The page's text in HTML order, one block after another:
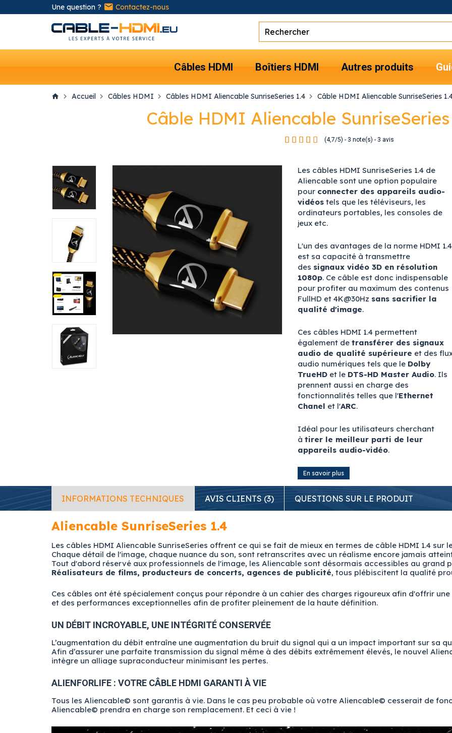
Une question ? Contactez-nous
Câbles HDMI Boîtiers HDMI Autres produits
Accueil Câbles HDMI Câbles HDMI Aliencable SunriseSeries 1.4 Câble HDMI Aliencable SunriseSeries
Câble HDMI Aliencable SunriseSeries
(4,7/5) - 3 note(s) - 3 avis
Les câbles HDMI SunriseSeries 1.4 de
Aliencable sont une option populaire
pour connecter des appareils audio-
vidéostels que les téléviseurs, les
ordinateurs portables, les consoles de
jeux etc.
L'un des avantages de la norme HDMI 1.4
est sa capacité à transmettre
des signaux vidéo 3D en résolution
1080p. Ce câble est donc indispensable
pour profiter au maximum des contenus
FullHD et 4K@30Hz sans sacrifier la
qualité d'image.
Ces câbles HDMI 1.4 permettent
également de transférer des signaux
audio de qualité supérieure et des
audio numériques tels que le Dolby
TrueHDet le DTS-HD Master Audio. Ils
prennent aussi en charge des
fonctionnalités telles que l'Ethernet
Chanel et l'ARC.
Idéal pour les utilisateurs cherchant
à tirer le meilleur parti de leur
appareils audio-vidéo.
En savoir plus
INFORMATIONS TECHNIQUES AVIS CLIENTS (3) QUESTIONS SUR LE PRODUIT
Aliencable SunriseSeries 1.4
Les câbles HDMI Aliencable SunriseSeries offrent ce qui se fait de mieux en termes de câble HDMI 1.4 sur
Chaque détail de l'image, chaque nuance du son, sont retranscrites avec un réalisme encore jamais
Tout d'abord réservé aux professionnels de l'image, les Aliencable sont désormais accessibles au grand
Réalisateurs de films, producteurs de concerts, agences de publicité, tous plébiscitent la qualité
Ces câbles ont été spécialement conçus pour répondre à un cahier des charges rigoureux afin d'offrir
et des performances exceptionnelles afin de profiter pleinement de la haute définition.
UN DÉBIT INCROYABLE, UNE INTÉGRITÉ CONSERVÉE
L’augmentation du débit entraîne une augmentation du bruit du signal qui a un impact important sur sa
Afin d’assurer une parfaite transmission du signal même à des débits extrêmement élevés, le nouvel
intègre un alliage supraconducteur minimisant les pertes.
ALIENFORLIFE : VOTRE CÂBLE HDMI GARANTI À VIE
Tous les Aliencable© sont garantis à vie. Dans le cas peu probable où votre Aliencable© cesserait de
Aliencable© prendra en charge son remplacement. Et ceci à vie !